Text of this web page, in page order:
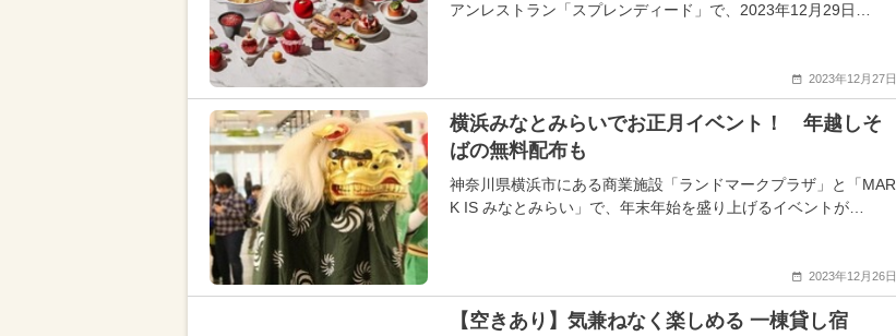
アンレストラン「スプレンディード」で、2023年12月29日…
2023年12月27日
横浜みなとみらいでお正月イベント！ 年越しそ
ばの無料配布も
神奈川県横浜市にある商業施設「ランドマークプラザ」と「MAR
K IS みなとみらい」で、年末年始を盛り上げるイベントが…
2023年12月26日
【空きあり】気兼ねなく楽しめる 一棟貸し宿